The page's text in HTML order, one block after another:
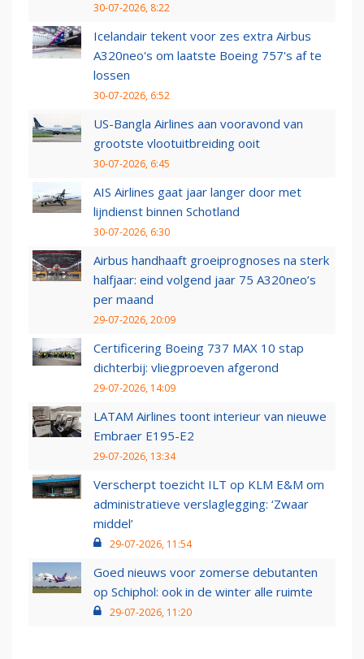
30-07-2026, 8:22
Icelandair tekent voor zes extra Airbus
A320neo's om laatste Boeing 757's af te
lossen
30-07-2026, 6:52
US-Bangla Airlines aan vooravond van
grootste vlootuitbreiding ooit
30-07-2026, 6:45
AIS Airlines gaat jaar langer door met
lijndienst binnen Schotland
30-07-2026, 6:30
Airbus handhaaft groeiprognoses na sterk
halfjaar: eind volgend jaar 75 A320neo’s
per maand
29-07-2026, 20:09
Certificering Boeing 737 MAX 10 stap
dichterbij: vliegproeven afgerond
29-07-2026, 14:09
LATAM Airlines toont interieur van nieuwe
Embraer E195-E2
29-07-2026, 13:34
Verscherpt toezicht ILT op KLM E&M om
administratieve verslaglegging: ‘Zwaar
middel’
29-07-2026, 11:54
Goed nieuws voor zomerse debutanten
op Schiphol: ook in de winter alle ruimte
29-07-2026, 11:20